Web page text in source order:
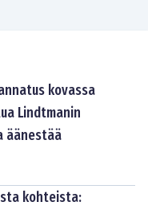
kovassa
Lindtmanin
äänestää
kohteista: